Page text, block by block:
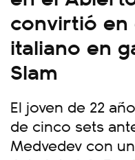
convirtió
italiano en
Slam
El joven de 22
de cinco sets
Medvedev con